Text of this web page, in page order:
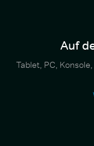
Auf
Tablet, PC,